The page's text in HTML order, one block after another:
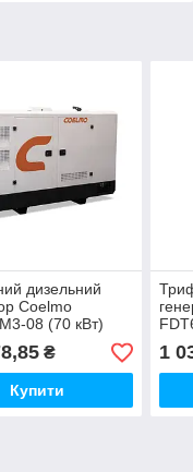
дизельний
Coelmo
08 (70 кВт)
₴
Купити
1